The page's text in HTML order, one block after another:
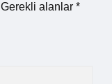
Gerekli alanlar *